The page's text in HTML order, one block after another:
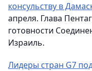
консульству в
апреля. Глава
готовности
Израиль.
Лидеры стран G7